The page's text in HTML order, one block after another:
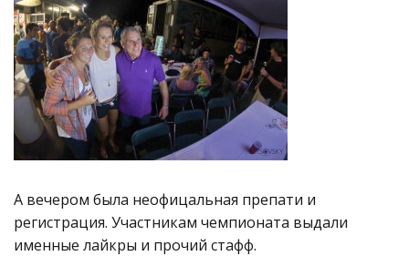
А вечером была неофицальная препати и
регистрация. Участникам чемпионата выдали
именные лайкры и прочий стафф.